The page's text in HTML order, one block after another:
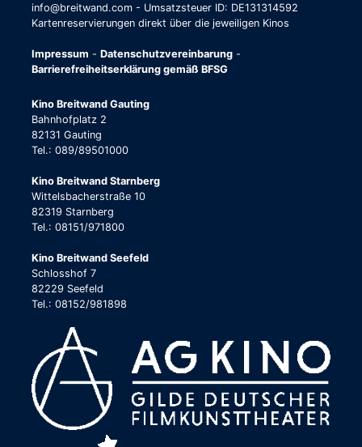
info@breitwand.com - Umsatzsteuer ID: DE131314592
Kartenreservierungen direkt über die jeweiligen Kinos
Impressum - Datenschutzvereinbarung -
Barrierefreiheitserklärung gemäß BFSG
Kino Breitwand Gauting
Bahnhofplatz 2
82131 Gauting
Tel.: 089/89501000
Kino Breitwand Starnberg
Wittelsbacherstraße 10
82319 Starnberg
Tel.: 08151/971800
Kino Breitwand Seefeld
Schlosshof 7
82229 Seefeld
Tel.: 08152/981898